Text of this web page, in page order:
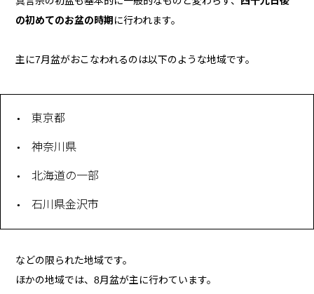
の初めてのお盆の時期 に行われます。
主に7月盆がおこなわれるのは以下のような地域です。
東京都
神奈川県
北海道の一部
石川県金沢市
などの限られた地域です。
ほかの地域では、8月盆が主に行わています。